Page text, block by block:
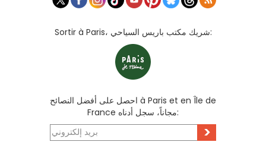
Sortir à Paris، شريك مكتب باريس السياحي:
احصل على أفضل النصائح à Paris et en Île de
France مجاناً، سجل أدناه:
>